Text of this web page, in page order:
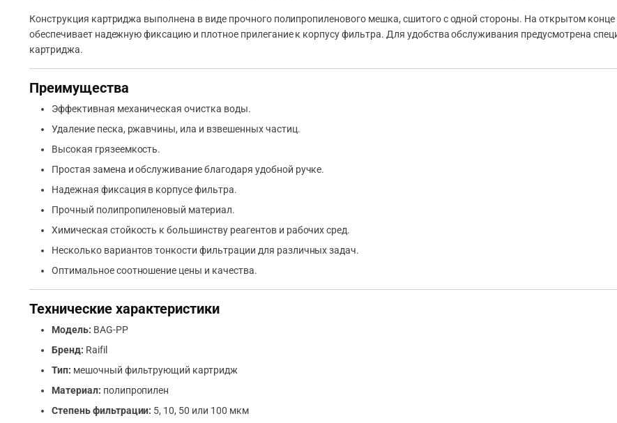
Конструкция картриджа выполнена в виде прочного полипропиленового мешка, сшитого с одной стороны. На открытом конце
обеспечивает надежную фиксацию и плотное прилегание к корпусу фильтра. Для удобства обслуживания предусмотрена
картриджа.
Преимущества
Эффективная механическая очистка воды.
Удаление песка, ржавчины, ила и взвешенных частиц.
Высокая грязеемкость.
Простая замена и обслуживание благодаря удобной ручке.
Надежная фиксация в корпусе фильтра.
Прочный полипропиленовый материал.
Химическая стойкость к большинству реагентов и рабочих сред.
Несколько вариантов тонкости фильтрации для различных задач.
Оптимальное соотношение цены и качества.
Технические характеристики
Модель: BAG-PP
Бренд: Raifil
Тип: мешочный фильтрующий картридж
Материал: полипропилен
Степень фильтрации: 5, 10, 50 или 100 мкм